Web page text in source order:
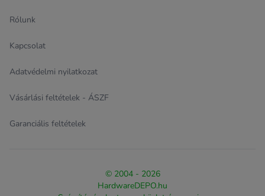
Rólunk
Kapcsolat
Adatvédelmi nyilatkozat
Vásárlási feltételek - ÁSZF
Garanciális feltételek
© 2004 - 2026
HardwareDEPO.hu